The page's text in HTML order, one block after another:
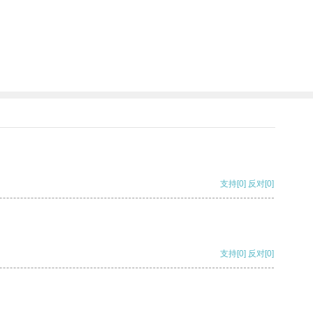
支持[0] 反对[0]
支持[0] 反对[0]